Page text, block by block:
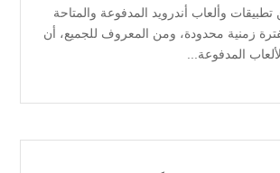
وألعاب أندرويد المدفوعة والمتاحة
زمنية محدودة، ومن المعروف للجميع، أن
المدفوعة...